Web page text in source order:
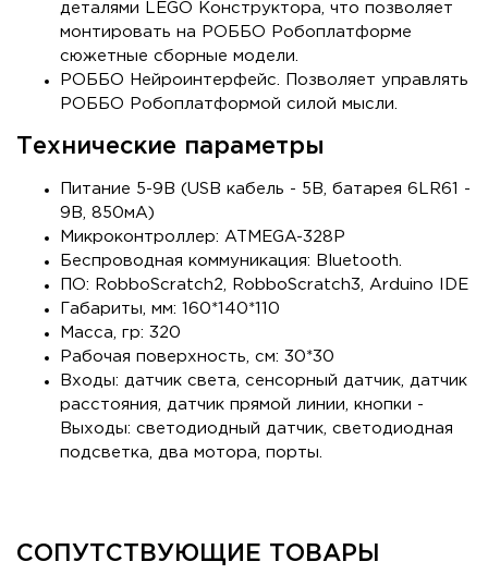
деталями LEGO Конструктора, что позволяет
монтировать на РОББО Робоплатформе
сюжетные сборные модели.
РОББО Нейроинтерфейс. Позволяет управлять
РОББО Робоплатформой силой мысли.
Технические параметры
Питание 5-9В (USB кабель - 5В, батарея 6LR61 -
9В, 850мА)
Микроконтроллер: ATMEGA-328P
Беспроводная коммуникация: Bluetooth.
ПО: RobboScratch2, RobboScratch3, Arduino IDE
Габариты, мм: 160*140*110
Масса, гр: 320
Рабочая поверхность, см: 30*30
Входы: датчик света, сенсорный датчик, датчик
расстояния, датчик прямой линии, кнопки -
Выходы: светодиодный датчик, светодиодная
подсветка, два мотора, порты.
СОПУТСТВУЮЩИЕ ТОВАРЫ